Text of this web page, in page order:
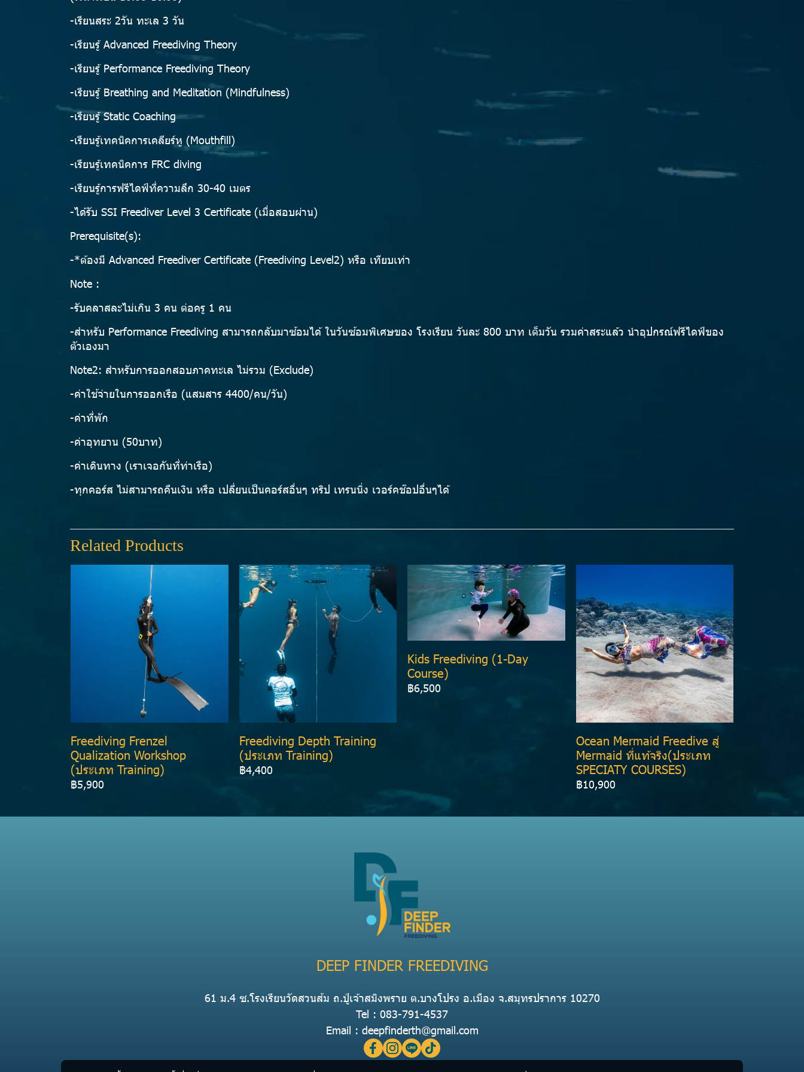
-เรียนสระ 2วัน ทะเล 3 วัน
-เรียนรู้ Advanced Freediving Theory
-เรียนรู้ Performance Freediving Theory
-เรียนรู้ Breathing and Meditation (Mindfulness)
-เรียนรู้ Static Coaching
-เรียนรู้เทคนิคการเคลียร์หู (Mouthfill)
-เรียนรู้เทคนิคการ FRC diving
-เรียนรู้การฟรีไดฟ์ที่ความลึก 30-40 เมตร
-ได้รับ SSI Freediver Level 3 Certificate (เมื่อสอบผ่าน)
Prerequisite(s):
-*ต้องมี Advanced Freediver Certificate (Freediving Level2) หรือ เทียบเท่า
Note :
-รับคลาสละไม่เกิน 3 คน ต่อครู 1 คน
-สำหรับ Performance Freediving สามารถกลับมาซ้อมได้ ในวันซ้อมพิเศษของ โรงเรียน วันละ 800 บาท เต็มวัน รวมค่าสระแล้ว นำอุปกรณ์ฟรีไดฟ์ของ
ตัวเองมา
Note2: สำหรับการออกสอบภาคทะเล ไม่รวม (Exclude)
-ค่าใช้จ่ายในการออกเรือ (แสมสาร 4400/คน/วัน)
-ค่าที่พัก
-ค่าอุทยาน (50บาท)
-ค่าเดินทาง (เราเจอกันที่ท่าเรือ)
-ทุกคอร์ส ไม่สามารถคืนเงิน หรือ เปลี่ยนเป็นคอร์สอื่นๆ ทริป เทรนนิ่ง เวอร์คช๊อปอื่นๆได้
Related Products
Freediving Frenzel
Qualization Workshop
(ประเภท Training)
฿5,900
Freediving Depth Training
(ประเภท Training)
฿4,400
Kids Freediving (1-Day
Course)
฿6,500
Ocean Mermaid Freedive สู่
Mermaid ที่แท้จริง(ประเภท
SPECIATY COURSES)
฿10,900
DEEP FINDER FREEDIVING
61 ม.4 ซ.โรงเรียนวัดสวนส้ม ถ.ปู่เจ้าสมิงพราย ต.บางโปรง อ.เมือง จ.สมุทรปราการ 10270
Tel : 083-791-4537
Email : deepfinderth@gmail.com